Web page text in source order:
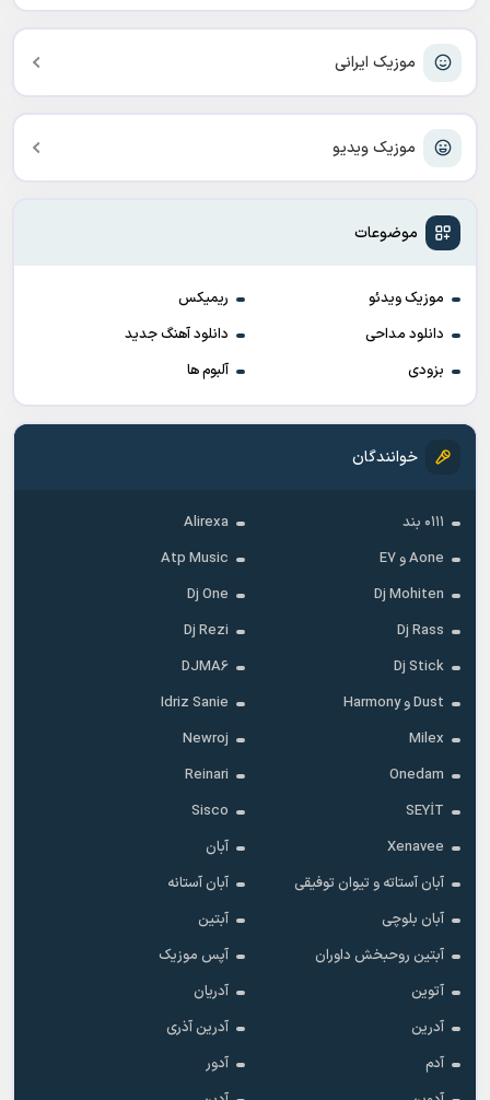
موزیک ایرانی
موزیک ویدیو
موضوعات
موزیک ویدئو
ریمیکس
دانلود مداحی
دانلود آهنگ جدید
بزودی
آلبوم ها
خوانندگان
۰۱۱۱ بند
Alirexa
Aone و E7
Atp Music
Dj Mohiten
Dj One
Dj Rass
Dj Rezi
Dj Stick
DJMA6
Dust و Harmony
Idriz Sanie
Milex
Newroj
Onedam
Reinari
SEYİT
Sisco
Xenavee
آبان
آبان آستاته و تیوان توفیقی
آبان آستانه
آبان بلوچی
آبتین
آبتین روحبخش داوران
آپس موزیک
آتوین
آدریان
آدرین
آدرین آذری
آدم
آدور